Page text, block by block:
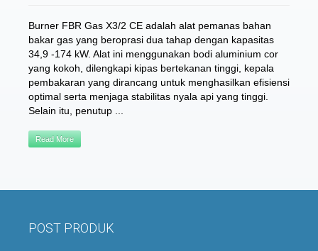
Burner FBR Gas X3/2 CE adalah alat pemanas bahan
bakar gas yang beroprasi dua tahap dengan kapasitas
34,9 -174 kW. Alat ini menggunakan bodi aluminium cor
yang kokoh, dilengkapi kipas bertekanan tinggi, kepala
pembakaran yang dirancang untuk menghasilkan efisiensi
optimal serta menjaga stabilitas nyala api yang tinggi.
Selain itu, penutup ...
Read More
POST PRODUK